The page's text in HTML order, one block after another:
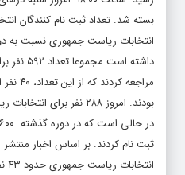
انتخابات ریاست جمهوری نسبت
داشته
بودند. امروز ۲۸۸ نفر
ثبت نام کردند. بر اساس اخبار